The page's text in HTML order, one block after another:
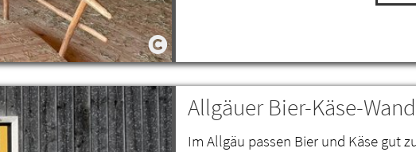
Allgäuer Bier-Käse-
Im Allgäu passen Bier und Käse gut